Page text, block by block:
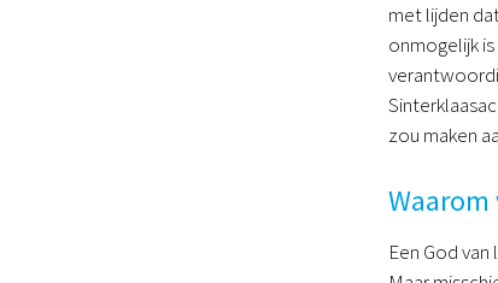
met lijden
onmogelijk
zou maken
Een God